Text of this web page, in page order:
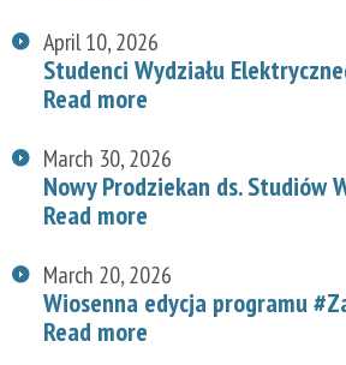
April 10, 2026
Studenci Wydziału
Read more
March 30, 2026
Nowy Prodziekan ds. Studiów
Read more
March 20, 2026
Wiosenna edycja programu
Read more